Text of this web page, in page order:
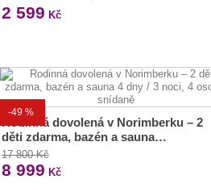
2 599 Kč
-49 %
Rodinná dovolená v Norimberku – 2
děti zdarma, bazén a sauna…
17 800 Kč
8 999 Kč